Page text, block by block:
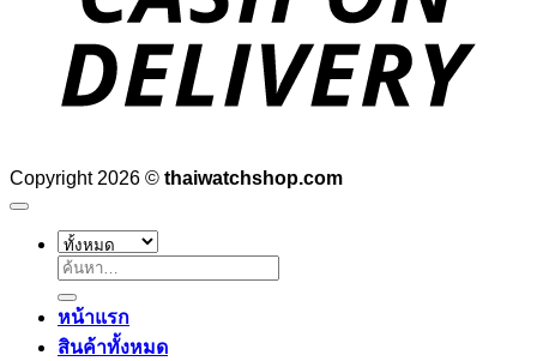
Copyright 2026 © thaiwatchshop.com
ค้นหา:
หน้าแรก
สินค้าทั้งหมด